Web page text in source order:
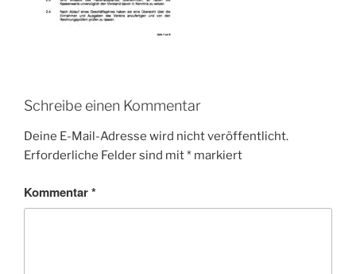
Schreibe einen Kommentar
Deine E-Mail-Adresse wird nicht veröffentlicht.
Erforderliche Felder sind mit* markiert
Kommentar*